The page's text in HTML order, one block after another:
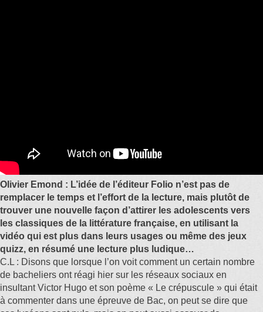
Olivier Emond : L’idée de l’éditeur Folio n’est pas de
remplacer le temps et l’effort de la lecture, mais plutôt de
trouver une nouvelle façon d’attirer les adolescents vers
les classiques de la littérature française, en utilisant la
vidéo qui est plus dans leurs usages ou même des jeux
quizz, en résumé une lecture plus ludique…
C.L : Disons que lorsque l’on voit comment un certain nombre
de bacheliers ont réagi hier sur les réseaux sociaux en
insultant Victor Hugo et son poème « Le crépuscule » qui était
à commenter dans une épreuve de Bac, on peut se dire que